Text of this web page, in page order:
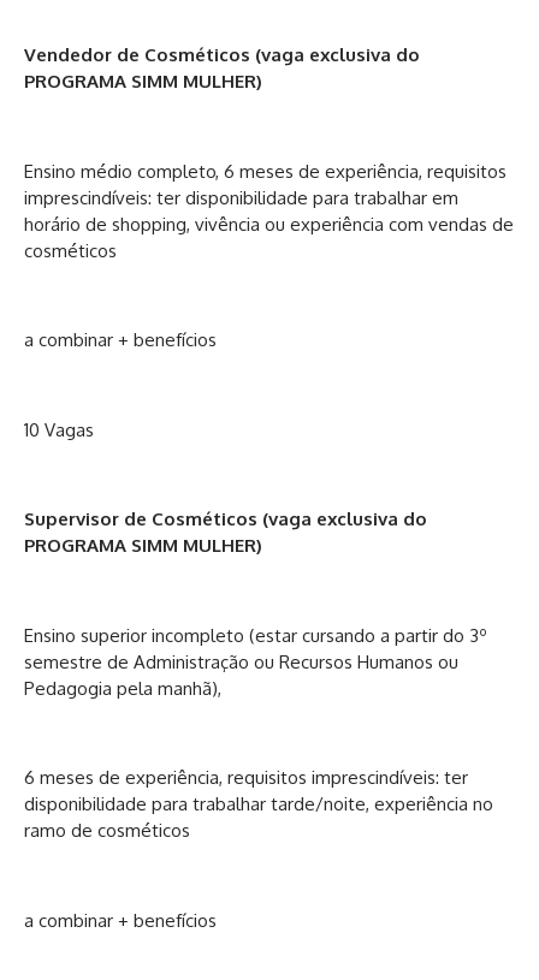
Vendedor de Cosméticos (vaga exclusiva do
PROGRAMA SIMM MULHER)
Ensino médio completo, 6 meses de experiência, requisitos
imprescindíveis: ter disponibilidade para trabalhar em
horário de shopping, vivência ou experiência com vendas de
cosméticos
a combinar + benefícios
10 Vagas
Supervisor de Cosméticos (vaga exclusiva do
PROGRAMA SIMM MULHER)
Ensino superior incompleto (estar cursando a partir do 3º
semestre de Administração ou Recursos Humanos ou
Pedagogia pela manhã),
6 meses de experiência, requisitos imprescindíveis: ter
disponibilidade para trabalhar tarde/noite, experiência no
ramo de cosméticos
a combinar + benefícios